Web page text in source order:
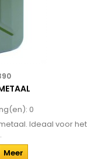
0
Ideaal voor het
Meer